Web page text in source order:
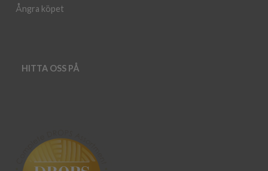
Ångra köpet
HITTA OSS PÅ